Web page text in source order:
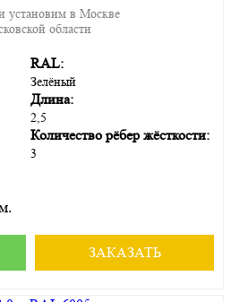
установим в Москве
области
RAL:
Зелёный
Длина:
2,5
Количество рёбер жёсткости:
3
ЗАКАЗАТЬ